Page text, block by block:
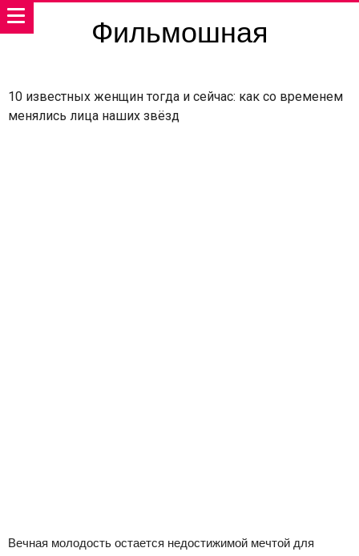
Фильмошная
10 известных женщин тогда и сейчас: как со временем
менялись лица наших звёзд
Вечная молодость остается недостижимой мечтой для